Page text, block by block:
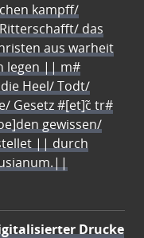
kampff/
das
aus warheit
legen || m#
Heel/ Todt/
Gesetz #[et]c̃ tr#
gewissen/
|| durch
Drucke